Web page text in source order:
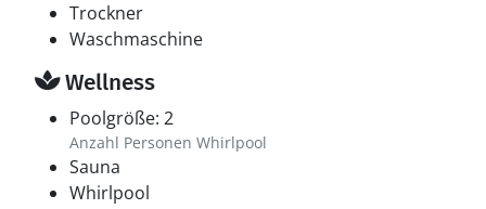
Trockner
Waschmaschine
Wellness
Poolgröße: 2
Anzahl Personen Whirlpool
Sauna
Whirlpool